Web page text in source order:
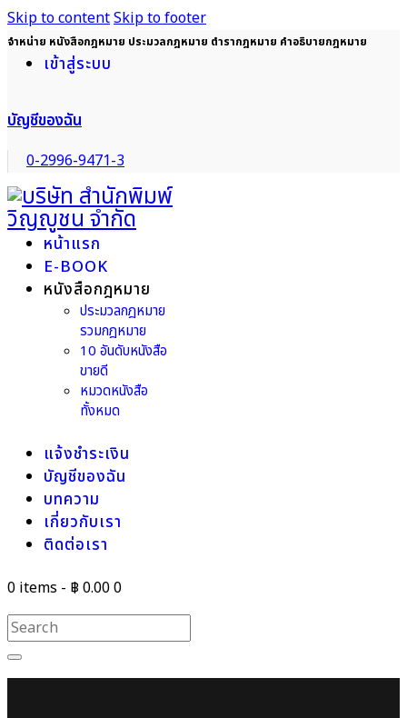
Skip to contentSkip to footer
จำหน่าย หนังสือกฎหมาย ประมวลกฎหมาย ตำรากฎหมาย คำอธิบายกฎหมาย
เข้าสู่ระบบ
บัญชีของฉัน
0-2996-9471-3
หน้าแรก
E-BOOK
หนังสือกฎหมาย
ประมวลกฎหมาย
รวมกฎหมาย
10 อันดับหนังสือ
ขายดี
หมวดหนังสือ
ทั้งหมด
แจ้งชำระเงิน
บัญชีของฉัน
บทความ
เกี่ยวกับเรา
ติดต่อเรา
0 items - ฿ 0.000